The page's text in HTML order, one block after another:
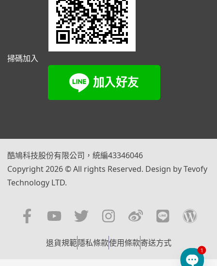
掃碼加入
酷鳩科技股份有限公司，統編43346046
Copyright 2026 © All rights Reserved. Design by Tevofy
Technology LTD.
退貨規範隱私條款使用條款寄送方式
1